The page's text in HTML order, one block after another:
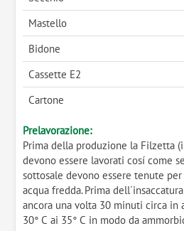
Mastello
Bidone
Cassette E2
Cartone
Prelavorazione:
Prima della produzione la Filzetta
devono essere lavorati cosí come
sottosale devono essere tenute
acqua fredda. Prima
ancora una volta 30 minuti circa in
30° C ai 35° C in modo da